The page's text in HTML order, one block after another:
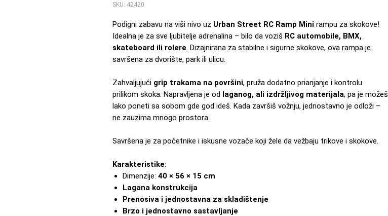
SKU: 42420
Podigni zabavu na viši nivo uz Urban Street RC Ramp Mini rampu za skokove!
Idealna je za sve ljubitelje adrenalina – bilo da voziš RC automobile, BMX,
skateboard ili rolere. Dizajnirana za stabilne i sigurne skokove, ova rampa je
savršena za dvorište, park ili ulicu.
Zahvaljujući grip trakama na površini, pruža dodatno prianjanje i kontrolu
prilikom skoka. Napravljena je od laganog, ali izdržljivog materijala, pa je možeš
lako poneti sa sobom gde god ideš. Kada završiš vožnju, jednostavno je odloži –
ne zauzima mnogo prostora.
Savršena je za početnike i iskusne vozače koji žele da vežbaju trikove i skokove.
Karakteristike:
Dimenzije: 40 × 56 × 15 cm
Lagana konstrukcija
Prenosiva i jednostavna za skladištenje
Brzo i jednostavno sastavljanje